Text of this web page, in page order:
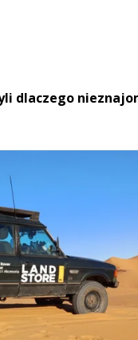
dlaczego